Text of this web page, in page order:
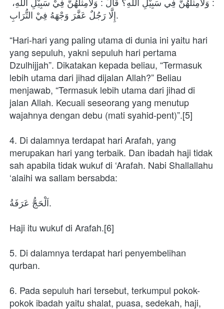
إِلَّا رَجُلٌ عَفَّرَ وَجْهَهُ فِيْ التُّرَابِ.
“Hari-hari yang paling utama di dunia ini yaitu hari
yang sepuluh, yakni sepuluh hari pertama
Dzulhijjah”. Dikatakan kepada beliau, “Termasuk
lebih utama dari jihad dijalan Allah?” Beliau
menjawab, “Termasuk lebih utama dari jihad di
jalan Allah. Kecuali seseorang yang menutup
wajahnya dengan debu (mati syahid-pent)”.[5]
4. Di dalamnya terdapat hari Arafah, yang
merupakan hari yang terbaik. Dan ibadah haji tidak
sah apabila tidak wukuf di ‘Arafah. Nabi Shallallahu
‘alaihi wa sallam bersabda:
اَلْحَجُّ عَرَفَةُ.
Haji itu wukuf di Arafah.[6]
5. Di dalamnya terdapat hari penyembelihan
qurban.
6. Pada sepuluh hari tersebut, terkumpul pokok-
pokok ibadah yaitu shalat, puasa, sedekah, haji,